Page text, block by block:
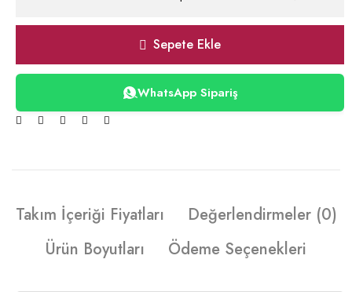
Sepete Ekle
WhatsApp Sipariş
Takım İçeriği Fiyatları
Değerlendirmeler (0)
Ürün Boyutları
Ödeme Seçenekleri